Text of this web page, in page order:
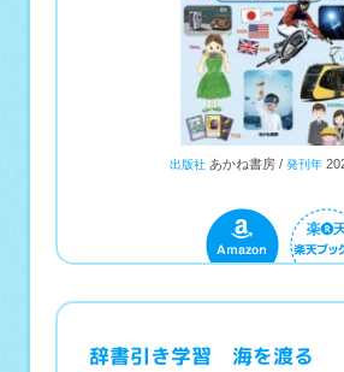
出版社 あかね書房 発刊年
辞書引き学習 海を渡る